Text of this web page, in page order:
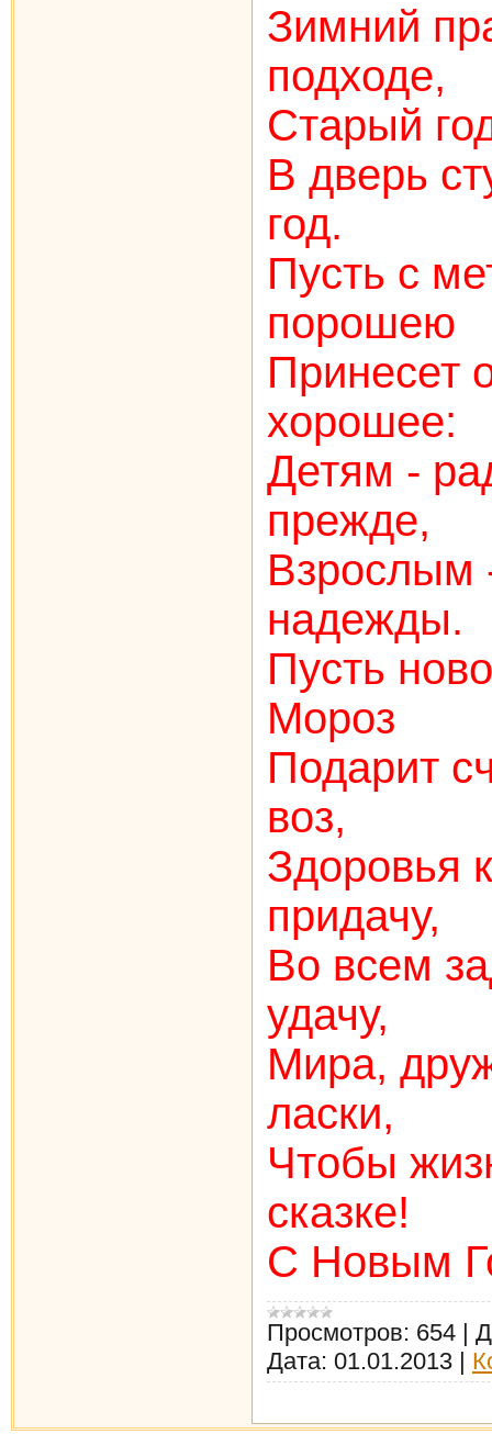
Зимний
подходе,
Старый
В дверь
год.
Пусть с
порошею
Принесет
хорошее:
Детям -
прежде,
Взрослым
надежды.
Пусть
Мороз
Подарит
воз,
Здоровья
придачу,
Во всем
удачу,
Мира,
ласки,
Чтобы
сказке!
С Новым
Просмотров: 654 |
Дата: 01.01.2013 |